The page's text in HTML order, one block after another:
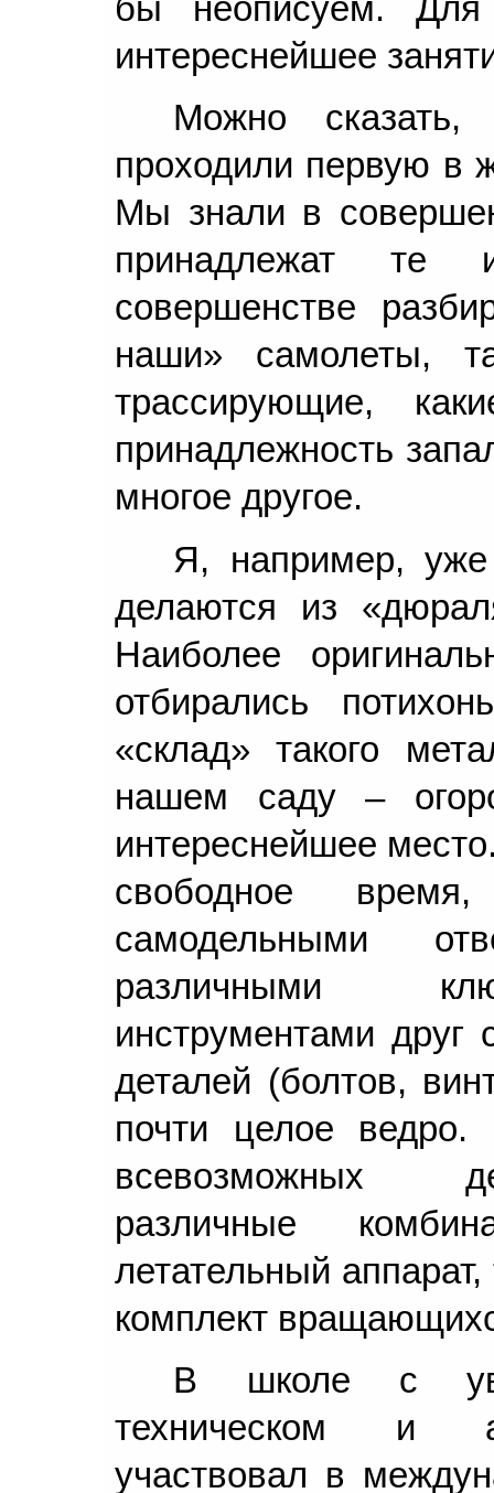
бы неописуем.
интереснейшее
Можно
проходили первую в
Мы знали в
принадлежат те
совершенстве
наши» самолеты,
трассирующие,
принадлежность
многое другое.
Я, например, уже
делаются из
Наиболее
отбирались
«склад» такого
нашем саду –
интереснейшее
свободное
самодельными
различными
инструментами
деталей (болтов,
почти целое
всевозможных
различные
летательный
комплект
В школе с
техническом и
участвовал в